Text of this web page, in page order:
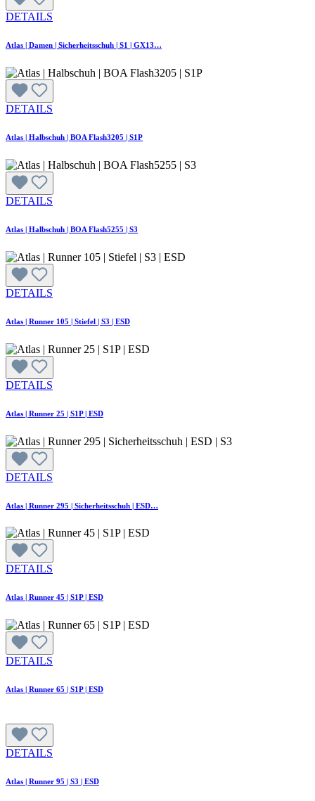
DETAILS
Atlas | Damen | Sicherheitsschuh | S1 | GX13…
DETAILS
Atlas | Halbschuh | BOA Flash3205 | S1P
DETAILS
Atlas | Halbschuh | BOA Flash5255 | S3
DETAILS
Atlas | Runner 105 | Stiefel | S3 | ESD
DETAILS
Atlas | Runner 25 | S1P | ESD
DETAILS
Atlas | Runner 295 | Sicherheitsschuh | ESD…
DETAILS
Atlas | Runner 45 | S1P | ESD
DETAILS
Atlas | Runner 65 | S1P | ESD
DETAILS
Atlas | Runner 95 | S3 | ESD